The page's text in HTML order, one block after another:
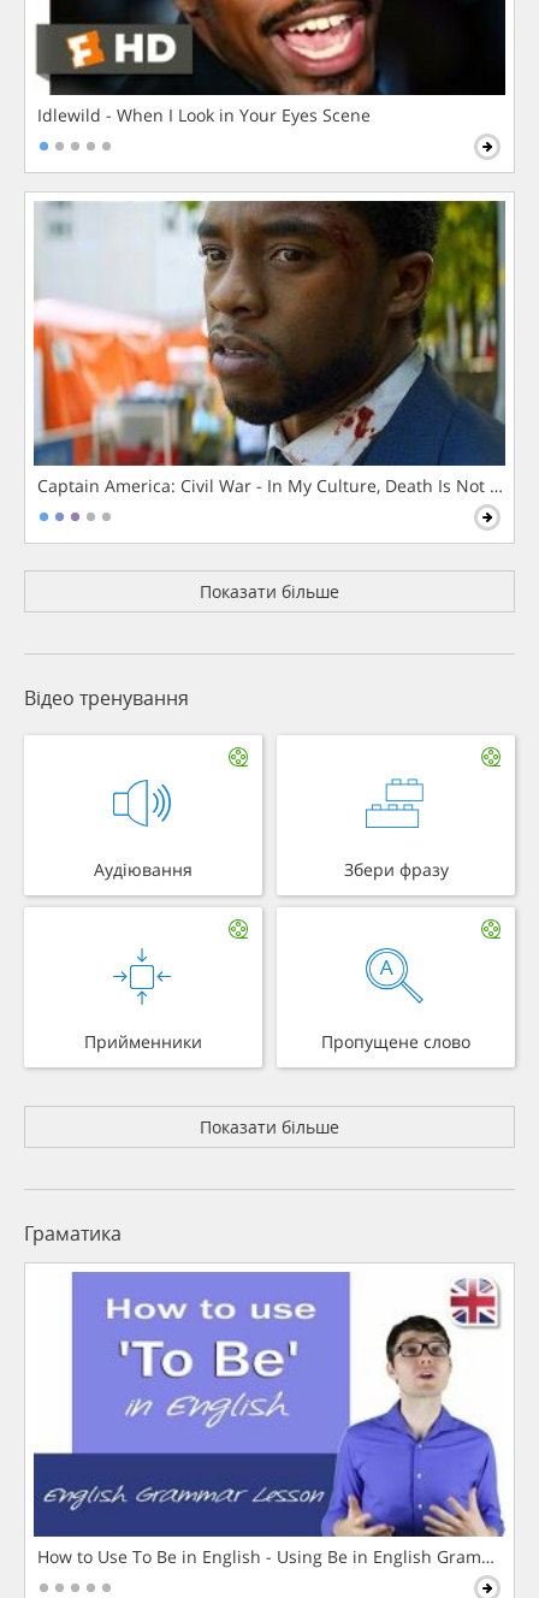
Idlewild - When I Look in Your Eyes Scene
Captain America: Civil War - In My Culture, Death Is Not The
Показати більше
Відео тренування
Аудіювання Збери фразу
Прийменники Пропущене слово
Показати більше
Граматика
How to Use To Be in English - Using Be in English Grammar